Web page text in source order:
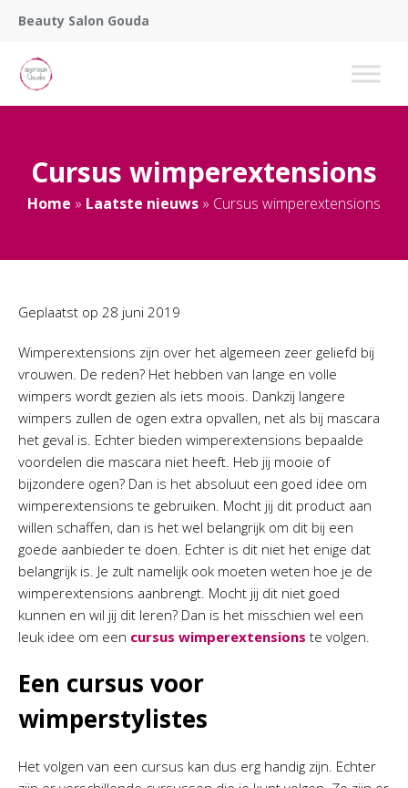
Beauty Salon Gouda
Cursus wimperextensions
Home » Laatste nieuws » Cursus wimperextensions
Geplaatst op 28 juni 2019
Wimperextensions zijn over het algemeen zeer geliefd bij
vrouwen. De reden? Het hebben van lange en volle
wimpers wordt gezien als iets moois. Dankzij langere
wimpers zullen de ogen extra opvallen, net als bij mascara
het geval is. Echter bieden wimperextensions bepaalde
voordelen die mascara niet heeft. Heb jij mooie of
bijzondere ogen? Dan is het absoluut een goed idee om
wimperextensions te gebruiken. Mocht jij dit product aan
willen schaffen, dan is het wel belangrijk om dit bij een
goede aanbieder te doen. Echter is dit niet het enige dat
belangrijk is. Je zult namelijk ook moeten weten hoe je de
wimperextensions aanbrengt. Mocht jij dit niet goed
kunnen en wil jij dit leren? Dan is het misschien wel een
leuk idee om een cursus wimperextensions te volgen.
Een cursus voor
wimperstylistes
Het volgen van een cursus kan dus erg handig zijn. Echter